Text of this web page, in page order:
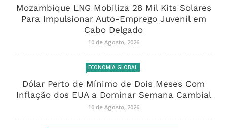
Mozambique LNG Mobiliza 28 Mil Kits Solares
Para Impulsionar Auto-Emprego Juvenil em
Cabo Delgado
10 de Agosto, 2026
ECONOMIA GLOBAL
Dólar Perto de Mínimo de Dois Meses Com
Inflação dos EUA a Dominar Semana Cambial
10 de Agosto, 2026